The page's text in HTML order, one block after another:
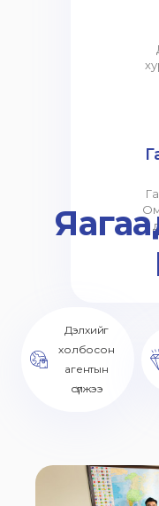
Дэлхийг
холбосон
агентын
сүлжээ